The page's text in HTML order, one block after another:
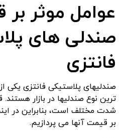
عوامل موثر
صندلی های
فانتزی
صندلیهای پلاستیکی فانتزی یکی
ترین نوع صندلیها در بازار
شدت مختلف است، بنابراین در
بر قیمت آنها می‌ پردازیم.